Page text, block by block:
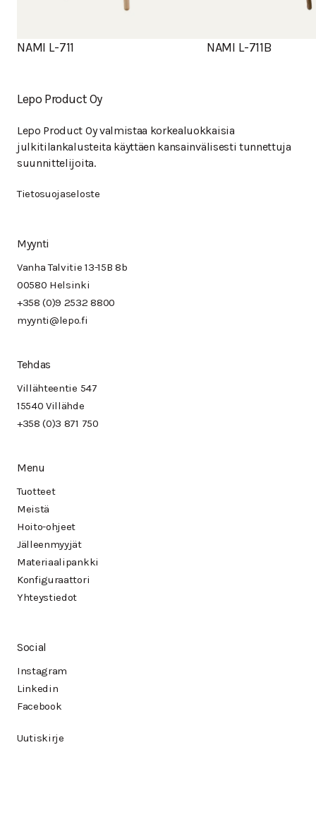
NAMI L-711 NAMI L-711B
Lepo Product Oy
Lepo Product Oy valmistaa korkealuokkaisia
julkitilankalusteita käyttäen kansainvälisesti tunnettuja
suunnittelijoita.
Tietosuojaseloste
Myynti
Vanha Talvitie 13-15B 8b
00580 Helsinki
+358 (0)9 2532 8800
myynti@lepo.fi
Tehdas
Villähteentie 547
15540 Villähde
+358 (0)3 871 750
Menu
Tuotteet
Meistä
Hoito-ohjeet
Jälleenmyyjät
Materiaalipankki
Konfiguraattori
Yhteystiedot
Social
Instagram
Linkedin
Facebook
Uutiskirje